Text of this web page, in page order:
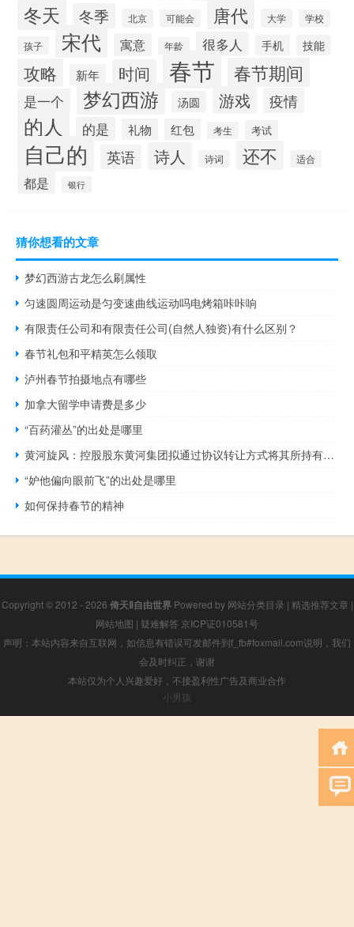
冬天 冬季 北京 可能会 唐代 大学 学校
孩子 宋代 寓意 年龄 很多人 手机 技能
攻略 新年 时间 春节 春节期间
是一个 梦幻西游 汤圆 游戏 疫情
的人 的是 礼物 红包 考生 考试
自己的 英语 诗人 诗词 还不 适合
都是 银行
猜你想看的文章
梦幻西游古龙怎么刷属性
匀速圆周运动是匀变速曲线运动吗电烤箱咔咔响
有限责任公司和有限责任公司(自然人独资)有什么区别？
春节礼包和平精英怎么领取
泸州春节拍摄地点有哪些
加拿大留学申请费是多少
“百药灌丛”的出处是哪里
黄河旋风：控股股东黄河集团拟通过协议转让方式将其所持有的公司9.36%股份转让给许昌产投
“妒他偏向眼前飞”的出处是哪里
如何保持春节的精神
Copyright © 2012 - 2026 倚天Ⅱ自由世界Powered by 网站分类目录 | 精选推荐文章 |
网站地图 | 疑难解答 京ICP证010581号
声明：本站内容来自互联网，如信息有错误可发邮件到f_fb#foxmail.com说明，我们
会及时纠正，谢谢
本站仅为个人兴趣爱好，不接盈利性广告及商业合作
小男孩